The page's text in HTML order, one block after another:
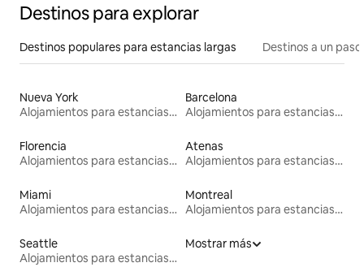
Destinos para explorar
Destinos populares para estancias largas Destinos a un
Nueva York
Alojamientos para estancias largas
Barcelona
Alojamientos para estancias largas
Florencia
Alojamientos para estancias largas
Atenas
Alojamientos para estancias largas
Miami
Alojamientos para estancias largas
Montreal
Alojamientos para estancias largas
Seattle
Alojamientos para estancias largas
Mostrar más